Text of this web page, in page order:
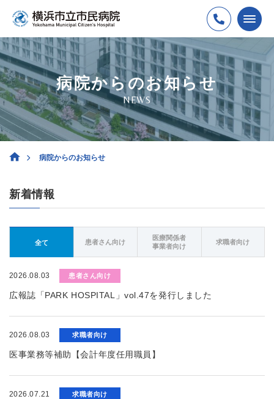
病院からのお知らせ
NEWS
病院からのお知らせ
新着情報
全て 患者さん向け
医療関係者
事業者向け
求職者向け
2026.08.03 患者さん向け
広報誌「PARK HOSPITAL」vol.47を発行しました
2026.08.03 求職者向け
医事業務等補助【会計年度任用職員】
2026.07.21 求職者向け